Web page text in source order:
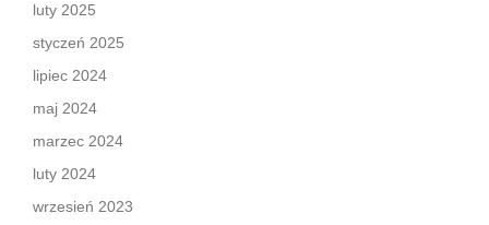
luty 2025
styczeń 2025
lipiec 2024
maj 2024
marzec 2024
luty 2024
wrzesień 2023